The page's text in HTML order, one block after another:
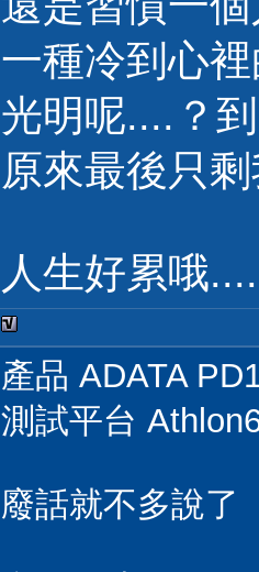
一種冷到心
光明呢....？
原來最後只
人生好累哦
產品 ADATA
測試平台
廢話就不多說了